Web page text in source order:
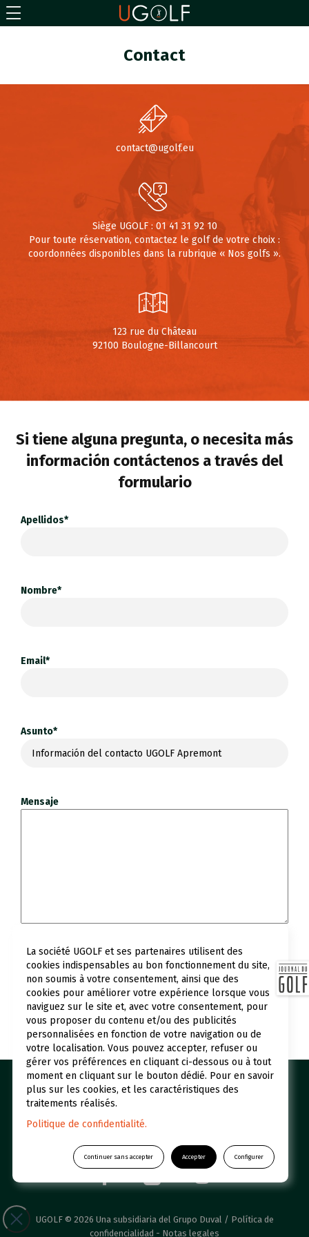
Contact
contact@ugolf.eu
Siège UGOLF : 01 41 31 92 10
Pour toute réservation, contactez le golf de votre choix :
coordonnées disponibles dans la rubrique « Nos golfs ».
123 rue du Château
92100 Boulogne-Billancourt
Si tiene alguna pregunta, o necesita más
información contáctenos a través del
formulario
Apellidos*
Nombre*
Email*
Asunto*
Mensaje
Nuestros campos de golf
Réserver un green fee
UGOLF © 2026 Una subsidiaria del Grupo Duval / Política de
confidencialidad - Notas legales
La société UGOLF et ses partenaires utilisent des
cookies indispensables au bon fonctionnement du site,
non soumis à votre consentement, ainsi que des
cookies pour améliorer votre expérience lorsque vous
naviguez sur le site et, avec votre consentement, pour
vous proposer du contenu et/ou des publicités
personnalisées en fonction de votre navigation ou de
votre localisation. Vous pouvez accepter, refuser ou
gérer vos préférences en cliquant ci-dessous ou à tout
moment en cliquant sur le bouton dédié. Pour en savoir
plus sur les cookies, et les caractéristiques des
traitements réalisés.
Politique de confidentialité.
Continuer sans accepter Accepter Configurer